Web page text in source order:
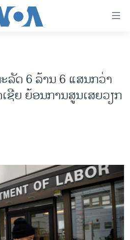
ະຫະລັດ 2024
ລັດ 6 ລ້ານ 6 ແສນກວ່າ
ຊີຍ ຍ້ອນການສູນເສຍວຽກ